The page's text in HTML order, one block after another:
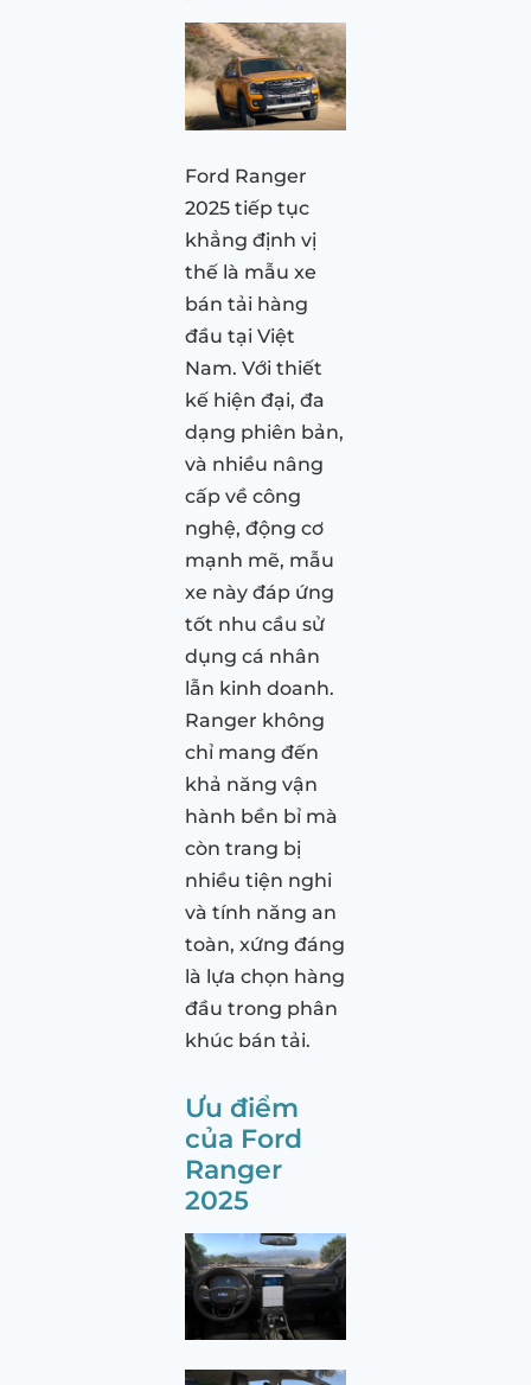
Ford Ranger
2025 tiếp tục
khẳng định vị
thế là mẫu xe
bán tải hàng
đầu tại Việt
Nam. Với thiết
kế hiện đại, đa
dạng phiên bản,
và nhiều nâng
cấp về công
nghệ, động cơ
mạnh mẽ, mẫu
xe này đáp ứng
tốt nhu cầu sử
dụng cá nhân
lẫn kinh doanh.
Ranger không
chỉ mang đến
khả năng vận
hành bền bỉ mà
còn trang bị
nhiều tiện nghi
và tính năng an
toàn, xứng đáng
là lựa chọn hàng
đầu trong phân
khúc bán tải.
Ưu điểm
của Ford
Ranger
2025